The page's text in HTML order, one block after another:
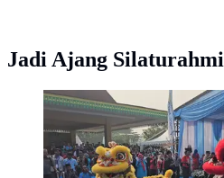
Jadi Ajang Silaturahmi
Penampilan ogoh-ogoh turut
acara Lebaran Depok di
(Liputan6.com/Dicky Agung